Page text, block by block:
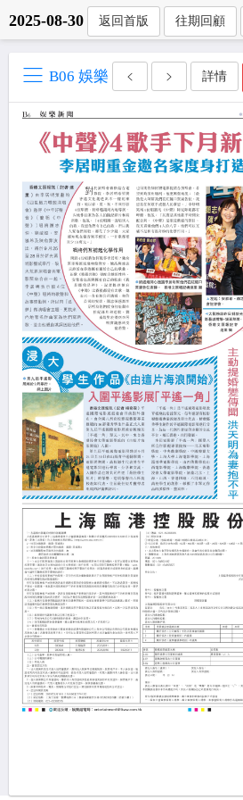
2025-08-30 返回首版 往期回顧
B06 娛樂 詳情